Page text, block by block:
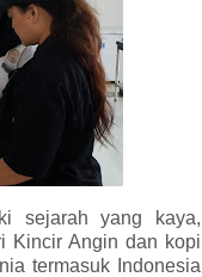
sejarah yang kaya,
Kincir Angin dan kopi
termasuk Indonesia